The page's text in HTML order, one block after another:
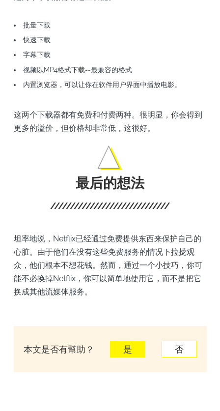
批量下载
快速下载
字幕下载
视频以MP4格式下载--最兼容的格式
内置浏览器，可以让你在软件用户界面中播放电影。
这两个下载器都有免费和付费两种。很明显，你会得到
更多的溢价，但价格却非常低，这很好。
最后的想法
坦率地说，Netflix已经通过免费提供东西来保护自己的
心脏。由于他们在没有这些免费服务的情况下拉拢观
众，他们根本不想花钱。然而，通过一个小技巧，你可
能不必换掉Netflix，你可以简单地使用它，而不是把它
换成其他流媒体服务。
本文是否有幫助？ 是 否